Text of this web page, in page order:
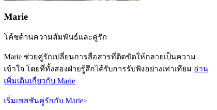
Marie
โค้ชด้านความสัมพันธ์และคู่รัก
Marie ช่วยคู่รักเปลี่ยนการสื่อสารที่ติดขัดให้กลายเป็นความ
เข้าใจ โดยที่ทั้งสองฝ่ายรู้สึกได้รับการรับฟังอย่างเท่าเทียม อ่าน
เพิ่มเติมเกี่ยวกับ Marie
เริ่มเซสชันคู่รักกับ Marie>